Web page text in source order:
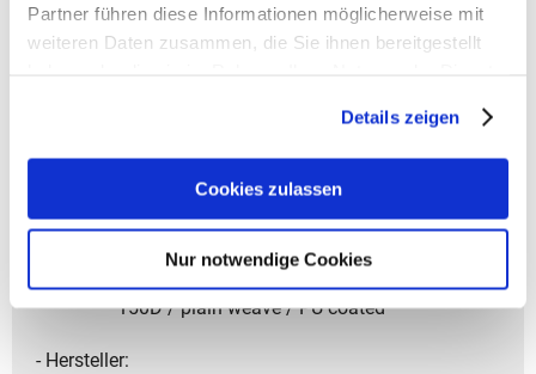
Partner führen diese Informationen möglicherweise mit
weiteren Daten zusammen, die Sie ihnen bereitgestellt
Details zeigen
Cookies zulassen
Nur notwendige Cookies
- Garantiedauer: Gesetzliche Gewährleistungsfrist von
- Material: 1.Hauptstoff - Aussenseite :
600D / PU coated / plain weave
2.Futter - Außenseite:
100% Polyester (recycelt); Beschichtung:
100% Polyurethan
150D / plain weave / PU coated
- Hersteller: